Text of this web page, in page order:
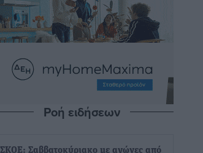
Ροή ειδήσεων
ΣΚΟΕ: Σαββατοκύριακο με αγώνες από